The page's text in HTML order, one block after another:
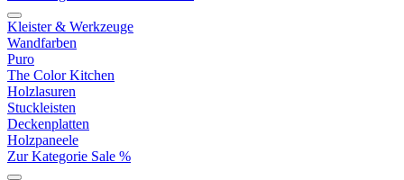
Kleister & Werkzeuge
Wandfarben
Puro
The Color Kitchen
Holzlasuren
Stuckleisten
Deckenplatten
Holzpaneele
Zur Kategorie Sale %